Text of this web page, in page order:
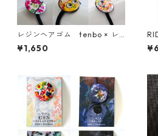
レジンヘアゴム tenbo × レ
ザニモ
¥1,650
RIDE
ー